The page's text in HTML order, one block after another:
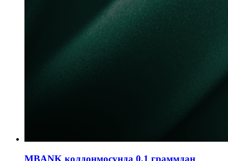
MBANK колдонмосунда 0,1 граммдан